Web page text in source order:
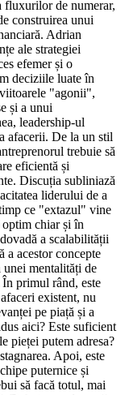
fluxurilor de numerar,
construirea unui
Adrian
ale strategiei
efemer și o
deciziile luate în
"agonii",
și a unui
leadership-ul
afacerii. De la un stil
trebuie să
eficientă și
Discuția subliniază
liderului de a
ce "extazul" vine
chiar și în
a scalabilității
a acestor concepte
unei mentalități de
primul rând, este
existent, nu
pe piață și a
aici? Este suficient
pieței putem adresa?
Apoi, este
puternice și
să facă totul, mai